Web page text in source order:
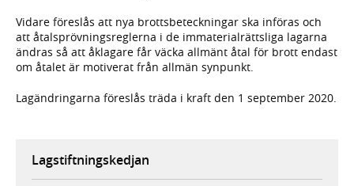
Vidare föreslås att nya brottsbeteckningar ska införas och
att åtalsprövningsreglerna i de immaterialrättsliga lagarna
ändras så att åklagare får väcka allmänt åtal för brott endast
om åtalet är motiverat från allmän synpunkt.
Lagändringarna föreslås träda i kraft den 1 september 2020.
Lagstiftningskedjan